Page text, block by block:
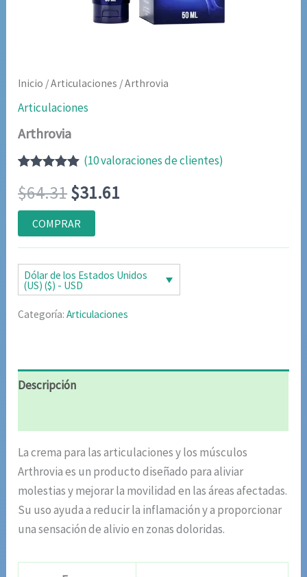
Inicio /Articulaciones / Arthrovia
Articulaciones
Arthrovia
con5.00 de
5 en base a
valoraciones
de clientes
(10valoraciones de clientes)
$64.31El
precio
original
era:
$64.31.
$31.61
actual
es:
$31.61.
COMPRAR
Dólar de los Estados Unidos
(US) ($) - USD
Categoría:Articulaciones
Descripción
La crema para las articulaciones y los músculos
Arthrovia es un producto diseñado para aliviar
molestias y mejorar la movilidad en las áreas afectadas.
Su uso ayuda a reducir la inflamación y a proporcionar
una sensación de alivio en zonas doloridas.